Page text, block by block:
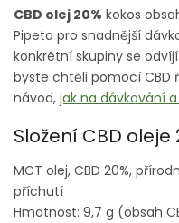
CBD olej 20% kokos
Pipeta pro snadnější
konkrétní skupiny se
byste chtěli pomocí CBD
návod, jak na dávkování a
Složení CBD oleje
MCT olej, CBD 20%,
příchutí
Hmotnost: 9,7 g (obsah